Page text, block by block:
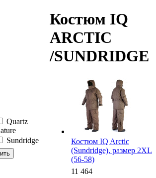
Quartz
Sundridge
Костюм IQ
ARCTIC
/SUNDRIDGE
Костюм IQ Arctic
(Sundridge), размер 2XL
(56-58)
11 464